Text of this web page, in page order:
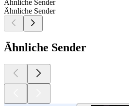
Ähnliche Sender
Ähnliche Sender
Ähnliche Sender